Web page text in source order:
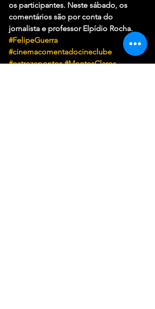
os participantes. Neste sábado, os
comentários são por conta do
jornalista e professor Elpídio Rocha.
#FelipeGuerra
#cinemacomentadocineclube
#ostrezepontos #MontesClaros